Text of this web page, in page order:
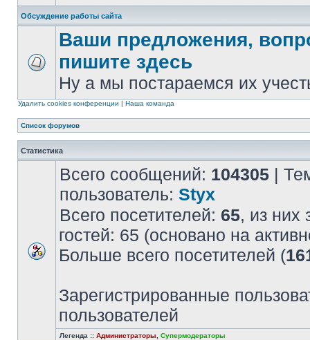
Обсуждение работы сайта
Ваши предложения,
пишите здесь
Ну а мы постараемся их
Удалить cookies конференции | Наша команда
Список форумов
Статистика
Всего сообщений: 104305 |
пользователь: Styx
Всего посетителей: 65, из них
гостей: 65 (основано на
Больше всего посетителей (
Зарегистрированные
пользователей
Легенда :: Администраторы Супермодераторы